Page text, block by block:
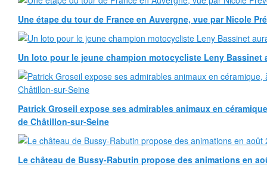
Une étape du tour de France en Auvergne, vue par Nicole
Un loto pour le jeune champion motocycliste Leny Bassinet
Patrick Groseil expose ses admirables animaux en
de Châtillon-sur-Seine
Le château de Bussy-Rabutin propose des animations en